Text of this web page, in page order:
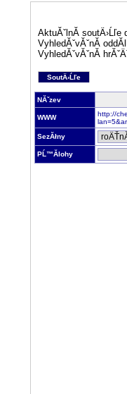
AktuĂˇlnĂ­ soutÄ›Ĺľe
VyhledĂˇvĂˇnĂ­
VyhledĂˇvĂˇnĂ­
SoutÄ›Ĺľe
NĂˇzev
WWW
http://
SezĂłny
PĹ™Ă­lohy